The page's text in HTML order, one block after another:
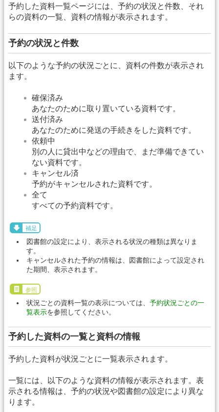
予約した資料一覧ページには、予約の状況と件数、それ
らの資料の一覧、資料の情報が表示されます。
予約の状況と件数
以下のような予約の状況ごとに、資料の件数が表示され
ます。
確保済み
あなたのために取り置いている資料です。
送付済み
あなたのために発送の手続きをした資料です。
依頼中
別の人に貸出中などの理由で、まだ準備できてい
ない資料です。
キャンセル済
予約がキャンセルされた資料です。
全て
すべての予約資料です。
補足
図書館の設定により、表示される状況の種類は異なりま
す。
キャンセルされた予約の情報は、図書館によって設定され
た期間、表示されます。
参照
状況ごとの資料一覧の表示については、 予約状況ごとの一
覧表示を参照してください。
予約した資料の一覧と資料の情報
予約した資料が状況ごとに一覧表示されます。
一覧には、以下のような資料の情報が表示されます。表
示される情報は、予約の状況や図書館の設定により異な
ります。